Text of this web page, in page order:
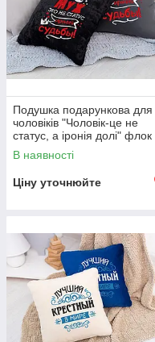
Подушка подарункова для
чоловіків "Чоловік-це не
статус, а іронія долі" флок
В наявності
Ціну уточнюйте